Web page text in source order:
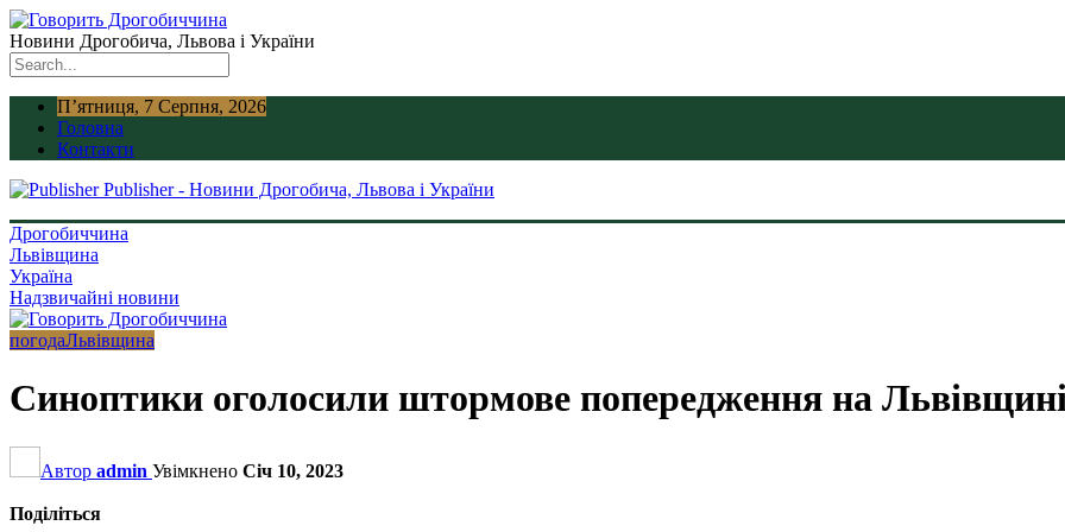
Новини Дрогобича, Львова і України
П’ятниця, 7 Серпня, 2026
Головна
Контакти
Publisher - Новини Дрогобича, Львова і України
Дрогобиччина
Львівщина
Україна
Надзвичайні новини
погодаЛьвівщина
Синоптики оголосили штормове попередження на
Автор admin Увімкнено Січ 10, 2023
Поділіться